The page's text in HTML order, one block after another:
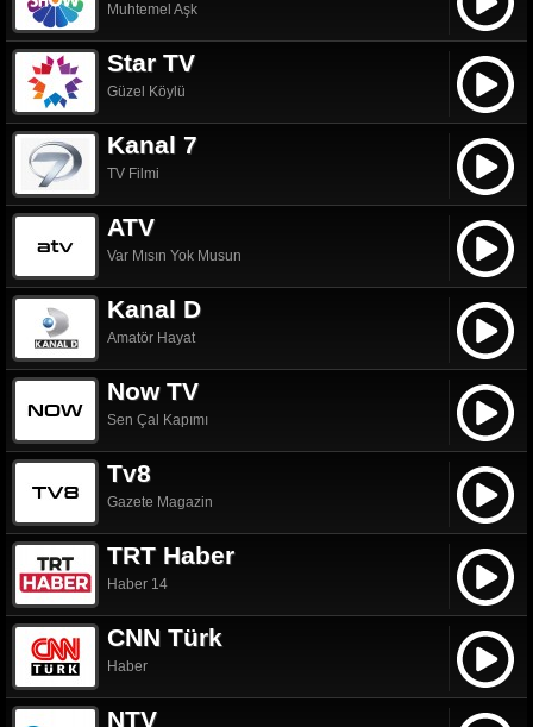
Muhtemel Aşk
Star TV
Güzel Köylü
Kanal 7
TV Filmi
ATV
Var Mısın Yok Musun
Kanal D
Amatör Hayat
Now TV
Sen Çal Kapımı
Tv8
Gazete Magazin
TRT Haber
Haber 14
CNN Türk
Haber
NTV